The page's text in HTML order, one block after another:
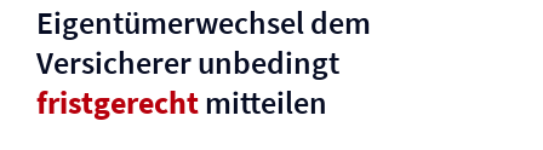
Eigentümerwechsel dem
Versicherer unbedingt
fristgerechtmitteilen